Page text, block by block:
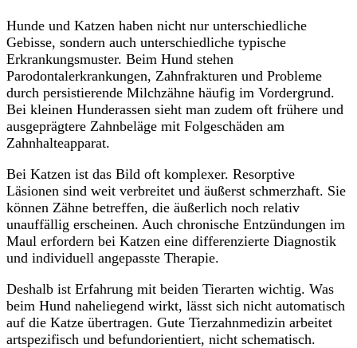
Hunde und Katzen haben nicht nur unterschiedliche
Gebisse, sondern auch unterschiedliche typische
Erkrankungsmuster. Beim Hund stehen
Parodontalerkrankungen, Zahnfrakturen und Probleme
durch persistierende Milchzähne häufig im Vordergrund.
Bei kleinen Hunderassen sieht man zudem oft frühere und
ausgeprägtere Zahnbeläge mit Folgeschäden am
Zahnhalteapparat.
Bei Katzen ist das Bild oft komplexer. Resorptive
Läsionen sind weit verbreitet und äußerst schmerzhaft. Sie
können Zähne betreffen, die äußerlich noch relativ
unauffällig erscheinen. Auch chronische Entzündungen im
Maul erfordern bei Katzen eine differenzierte Diagnostik
und individuell angepasste Therapie.
Deshalb ist Erfahrung mit beiden Tierarten wichtig. Was
beim Hund naheliegend wirkt, lässt sich nicht automatisch
auf die Katze übertragen. Gute Tierzahnmedizin arbeitet
artspezifisch und befundorientiert, nicht schematisch.